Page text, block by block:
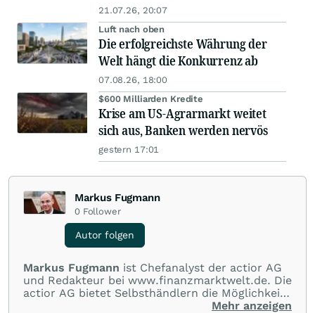
21.07.26, 20:07
Luft nach oben
Die erfolgreichste Währung der
Welt hängt die Konkurrenz ab
07.08.26, 18:00
$600 Milliarden Kredite
Krise am US-Agrarmarkt weitet
sich aus, Banken werden nervös
gestern 17:01
Markus Fugmann
0 Follower
Autor folgen
Markus Fugmann ist Chefanalyst der actior AG
und Redakteur bei www.finanzmarktwelt.de. Die
actior AG bietet Selbsthändlern die Möglichkeit,
an allen gängigen Märkten der Welt im Bereich
Mehr anzeigen